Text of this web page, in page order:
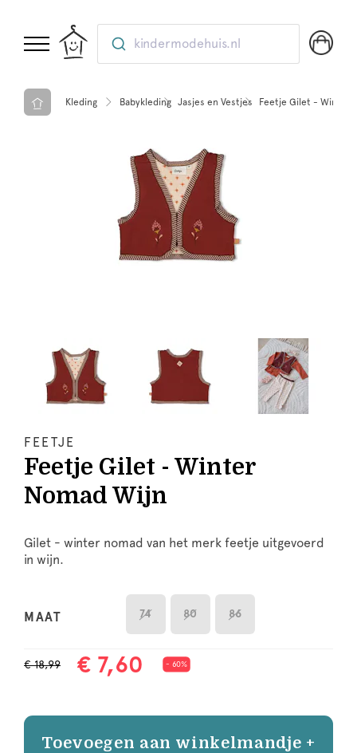
kindermodehuis.nl
Kleding Babykleding Jasjes en Vestjes Feetje Gilet - Winter
FEETJE
Feetje Gilet - Winter
Nomad Wijn
Gilet - winter nomad van het merk feetje uitgevoerd
in wijn.
MAAT 74 80 86
€ 18,99 € 7,60 - 60%
Toevoegen aan winkelmandje +